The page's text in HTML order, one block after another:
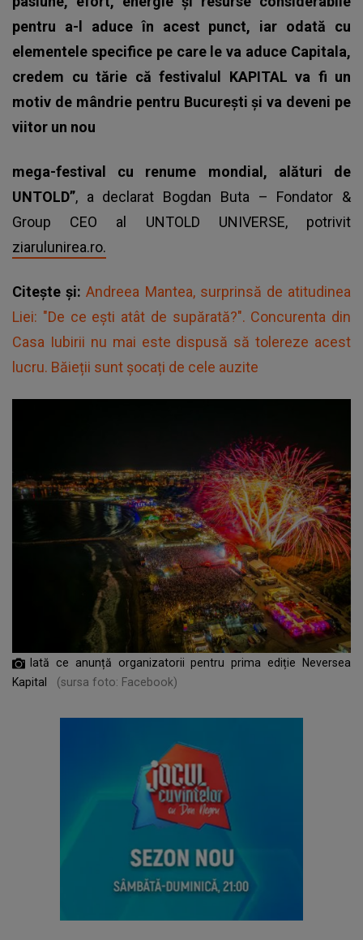
pentru a-l aduce în acest punct, iar odată cu
elementele specifice pe care le va aduce Capitala,
credem cu tărie că festivalul KAPITAL va fi un
motiv de mândrie pentru București și va deveni pe
viitor un nou
mega-festival cu renume mondial, alături de
UNTOLD”, a declarat Bogdan Buta – Fondator &
Group CEO al UNTOLD UNIVERSE, potrivit
ziarulunirea.ro.
Citește și:Andreea Mantea, surprinsă de atitudinea
Liei: "De ce ești atât de supărată?". Concurenta din
Casa Iubirii nu mai este dispusă să tolereze acest
lucru. Băieții sunt șocați de cele auzite
Iată ce anunță organizatorii pentru prima ediție Neversea
Kapital
(sursa foto: Facebook)